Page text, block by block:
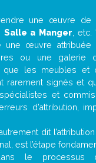
une œuvre de
Salle a Manger ,
une œuvre attribuée
ou une galerie
que les meubles et
rarement signés et
et
d’attribution,
dit
est l’étape
le processus